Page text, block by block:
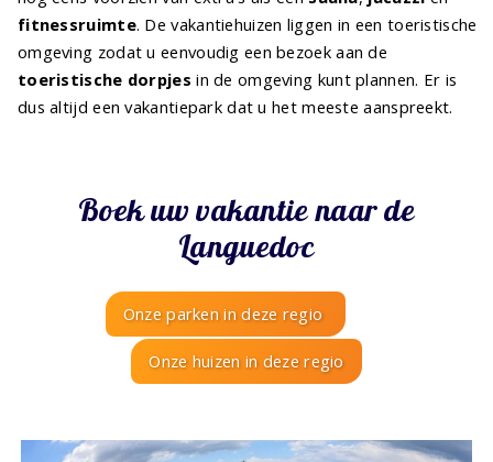
fitnessruimte. De vakantiehuizen liggen in een toeristische
omgeving zodat u eenvoudig een bezoek aan de
toeristische dorpjes in de omgeving kunt plannen. Er is
dus altijd een vakantiepark dat u het meeste aanspreekt.
Boek uw vakantie naar de
Languedoc
Onze parken in deze regio
Onze huizen in deze regio